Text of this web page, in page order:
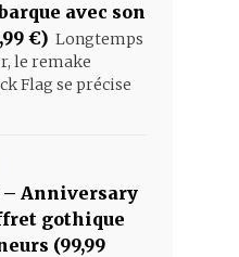
avec son
€) Longtemps
le remake
Flag se précise
– Anniversary
gothique
(99,99